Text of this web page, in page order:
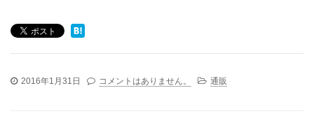
2016年1月31日 コメントはありません。 通販